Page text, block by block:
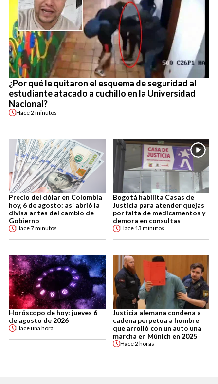
¿Por qué le quitaron el esquema de seguridad al
estudiante atacado a cuchillo en la Universidad
Nacional?
Hace2 minutos
Precio del dólar en Colombia
hoy, 6 de agosto: así abrió la
divisa antes del cambio de
Gobierno
Hace7 minutos
Bogotá habilita Casas de
Justicia para atender quejas
por falta de medicamentos y
demora en consultas
Hace 13 minutos
Horóscopo de hoy: jueves 6
de agosto de 2026
Haceuna hora
Justicia alemana condena a
cadena perpetua a hombre
que arrolló con un auto una
marcha en Múnich en 2025
Hace2 horas